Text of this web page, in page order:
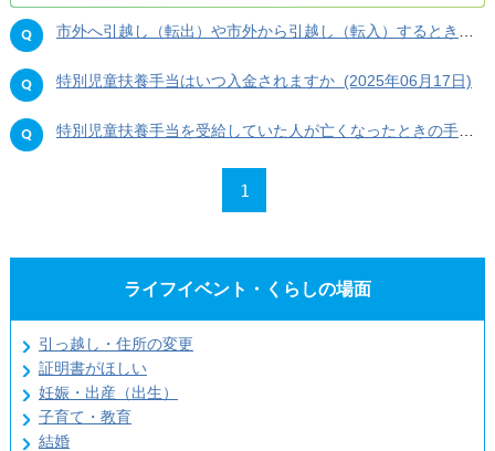
市外へ引越し（転出）や市外から引越し（転入）するときの、特別児童扶養手当の手続きについて知りたい (2025年06月17日)
特別児童扶養手当はいつ入金されますか (2025年06月17日)
特別児童扶養手当を受給していた人が亡くなったときの手続きを教えてください (2025年06月17日)
1
ライフイベント・くらしの場面
引っ越し・住所の変更
証明書がほしい
妊娠・出産（出生）
子育て・教育
結婚